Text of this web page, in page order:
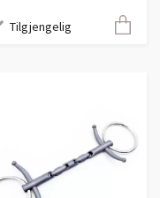
Tilgjengelig